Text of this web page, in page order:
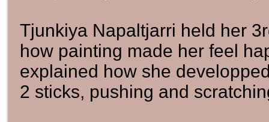
Tjunkiya Napaltjarri held her
how painting made her feel
explained how she
2 sticks, pushing and